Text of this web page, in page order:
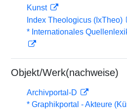
Kunst
Index Theologicus (IxTheo)
* Internationales
Objekt/Werk(nachweise)
Archivportal-D
* Graphikportal - Akteure